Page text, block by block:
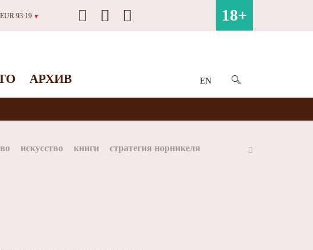
EUR 93.19 ▼ 18+
АРХИВ EN
искусство книги стратегия норникеля